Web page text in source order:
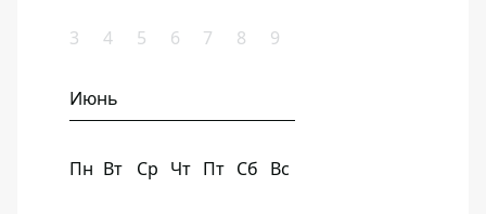
3 4 5 6 7 8 9
Июнь
Пн Вт Ср Чт Пт Сб Вс